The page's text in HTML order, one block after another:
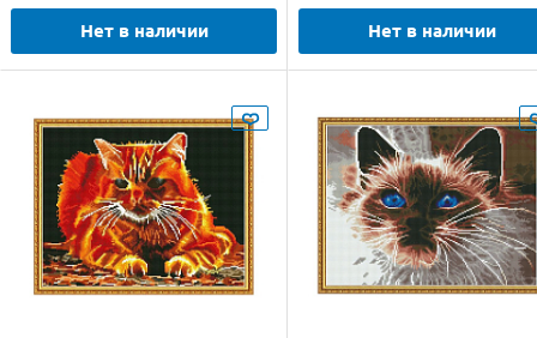
Нет в наличии Нет в наличии